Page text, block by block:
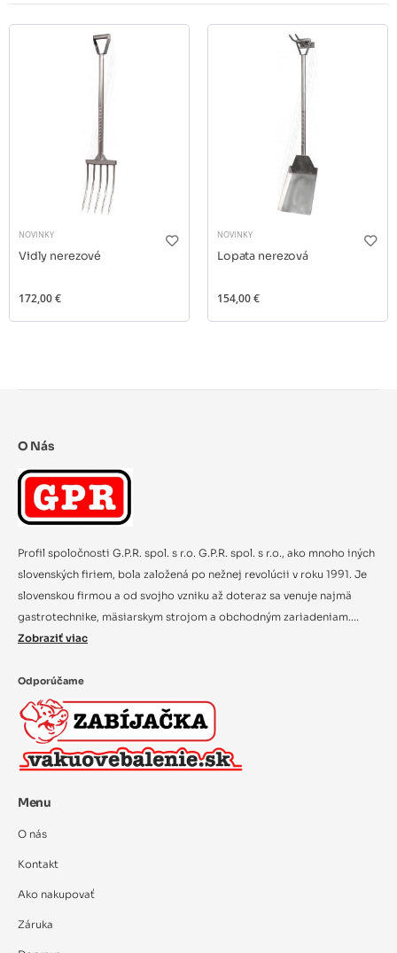
NOVINKY
Vidly nerezové
172,00 €
NOVINKY
Lopata nerezová
154,00 €
O Nás
Profil spoločnosti G.P.R. spol. s r.o. G.P.R. spol. s r.o., ako mnoho iných
slovenských firiem, bola založená po nežnej revolúcii v roku 1991. Je
slovenskou firmou a od svojho vzniku až doteraz sa venuje najmä
gastrotechnike, mäsiarskym strojom a obchodným zariadeniam....
Zobraziť viac
Odporúčame
Menu
O nás
Kontakt
Ako nakupovať
Záruka